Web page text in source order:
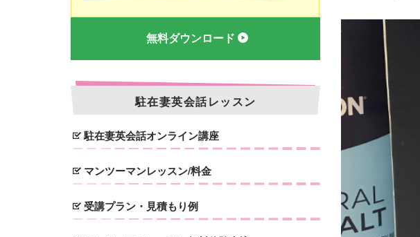
無料ダウンロード
駐在妻英会話レッスン
駐在妻英会話オンライン講座
マンツーマンレッスン/料金
受講プラン・見積もり例